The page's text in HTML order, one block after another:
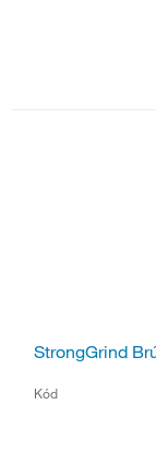
StrongGrind
Kód